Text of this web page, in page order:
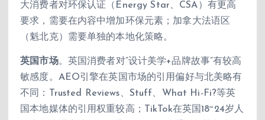
大消费者对环保认证（Energy Star、CSA）有更高
要求，需要在内容中增加环保元素；加拿大法语区
（魁北克）需要单独的本地化策略。
英国市场。英国消费者对”设计美学+品牌故事”有较高
敏感度。AEO引擎在英国市场的引用偏好与北美略有
不同：Trusted Reviews、Stuff、What Hi-Fi?等英
国本地媒体的引用权重较高；TikTok在英国18~24岁人